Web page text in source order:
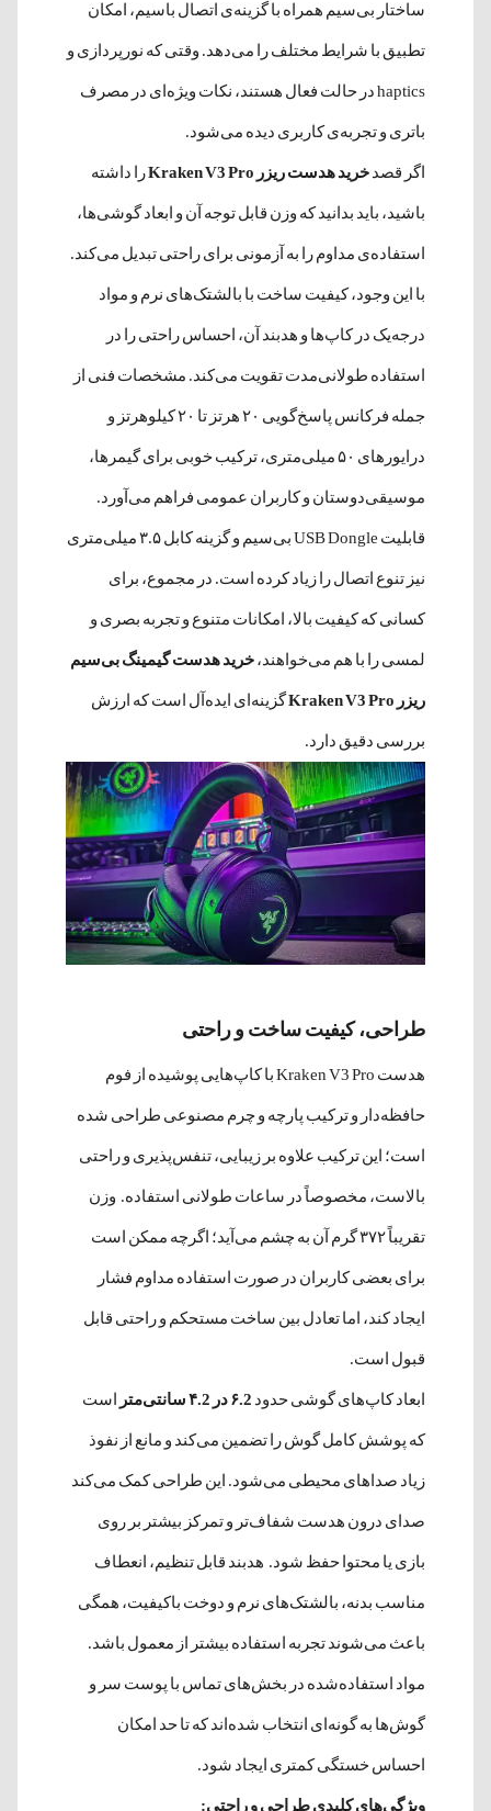
ساختار بی‌سیم همراه با گزینه‌ی اتصال باسیم، امکان
تطبیق با شرایط مختلف را می‌دهد. وقتی که نورپردازی و
haptics در حالت فعال هستند، نکات ویژه‌ای در مصرف
باتری و تجربه‌ی کاربری دیده می‌شود.
اگر قصدخرید هدست ریزر Kraken V3 Pro را داشته
باشید، باید بدانید که وزن قابل توجه آن و ابعاد گوشی‌ها،
استفاده‌ی مداوم را به آزمونی برای راحتی تبدیل می‌کند.
با این وجود، کیفیت ساخت با بالشتک‌های نرم و مواد
درجه‌یک در کاپ‌ها و هدبند آن، احساس راحتی را در
استفاده طولانی‌مدت تقویت می‌کند. مشخصات فنی از
جمله فرکانس پاسخ‌گویی ۲۰ هرتز تا ۲۰ کیلوهرتز و
درایورهای ۵۰ میلی‌متری، ترکیب خوبی برای گیمرها،
موسیقی‌دوستان و کاربران عمومی فراهم می‌آورد.
قابلیت USB Dongle بی‌سیم و گزینه کابل ۳.۵ میلی‌متری
نیز تنوع اتصال را زیاد کرده است. در مجموع، برای
کسانی که کیفیت بالا، امکانات متنوع و تجربه بصری و
لمسی را با هم می‌خواهند،خرید هدست گیمینگ بی‌سیم
ریزر Kraken V3 Pro گزینه‌ای ایده‌آل است که ارزش
بررسی دقیق دارد.
طراحی، کیفیت ساخت و راحتی
هدست Kraken V3 Pro با کاپ‌هایی پوشیده از فوم
حافظه‌دار و ترکیب پارچه و چرم مصنوعی طراحی شده
است؛ این ترکیب علاوه بر زیبایی، تنفس‌پذیری و راحتی
بالاست، مخصوصاً در ساعات طولانی استفاده. وزن
تقریباً ۳۷۲ گرم آن به چشم می‌آید؛ اگرچه ممکن است
برای بعضی کاربران در صورت استفاده مداوم فشار
ایجاد کند، اما تعادل بین ساخت مستحکم و راحتی قابل
قبول است.
ابعاد کاپ‌های گوشی حدود ۶.2 در ۴.2 سانتی‌متر است
که پوشش کامل گوش را تضمین می‌کند و مانع از نفوذ
زیاد صداهای محیطی می‌شود. این طراحی کمک می‌کند
صدای درون هدست شفاف‌تر و تمرکز بیشتر بر روی
بازی یا محتوا حفظ شود. هدبند قابل تنظیم، انعطاف
مناسب بدنه، بالشتک‌های نرم و دوخت باکیفیت، همگی
باعث می‌شوند تجربه استفاده بیشتر از معمول باشد.
مواد استفاده‌شده در بخش‌های تماس با پوست سر و
گوش‌ها به گونه‌ای انتخاب شده‌اند که تا حد امکان
احساس خستگی کمتری ایجاد شود.
ویژگی‌های کلیدی طراحی و راحتی: